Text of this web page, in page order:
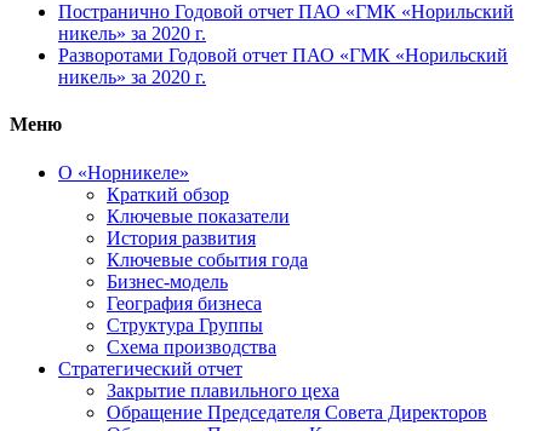
Постранично Годовой отчет ПАО «ГМК «Норильский
никель» за 2020 г.
Разворотами Годовой отчет ПАО «ГМК «Норильский
никель» за 2020 г.
Меню
О «Норникеле»
Краткий обзор
Ключевые показатели
История развития
Ключевые события года
Бизнес-модель
География бизнеса
Структура Группы
Схема производства
Стратегический отчет
Закрытие плавильного цеха
Обращение Председателя Совета Директоров